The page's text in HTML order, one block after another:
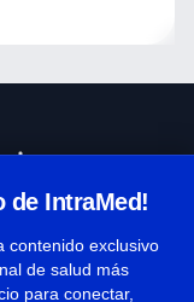
de IntraMed!
contenido exclusivo
de salud más
para conectar,